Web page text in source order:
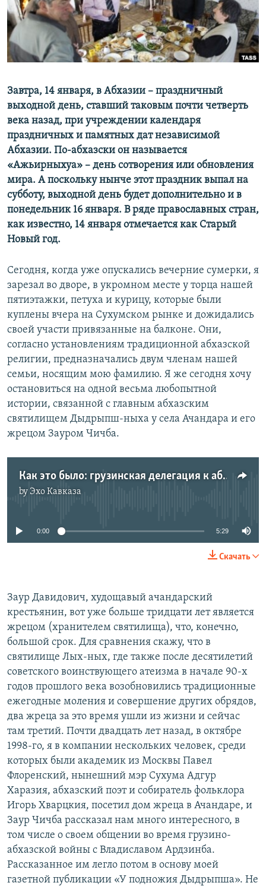
СПОРТ
БЛОГИ
ГОЛОСА
ЧИТАЕМ ПРЕССУ
АРХИВ РАДИОПРОГРАММЫ
Все сайты РСЕ/РС
Завтра, 14 января, в Абхазии – праздничный
выходной день, ставший таковым почти четверть
века назад, при учреждении календаря
праздничных и памятных дат независимой
Абхазии. По-абхазски он называется
«Ажьирныхуа» – день сотворения или обновления
мира. А поскольку нынче этот праздник выпал на
субботу, выходной день будет дополнительно и в
понедельник 16 января. В ряде православных стран,
как известно, 14 января отмечается как Старый
Новый год.
Сегодня, когда уже опускались вечерние сумерки, я
зарезал во дворе, в укромном месте у торца нашей
пятиэтажки, петуха и курицу, которые были
куплены вчера на Сухумском рынке и дожидались
своей участи привязанные на балконе. Они,
согласно установлениям традиционной абхазской
религии, предназначались двум членам нашей
семьи, носящим мою фамилию. Я же сегодня хочу
остановиться на одной весьма любопытной
истории, связанной с главным абхазским
святилищем Дыдрыпш-ныха у села Ачандара и его
жрецом Зауром Чичба.
Как это было: грузинская делегация к абхазскому жрецу…
by Эхо Кавказа
0:00 5:29
Скачать
Заур Давидович, худощавый ачандарский
крестьянин, вот уже больше тридцати лет является
жрецом (хранителем святилища), что, конечно,
большой срок. Для сравнения скажу, что в
святилище Лых-ных, где также после десятилетий
советского воинствующего атеизма в начале 90-х
годов прошлого века возобновились традиционные
ежегодные моления и совершение других обрядов,
два жреца за это время ушли из жизни и сейчас
там третий. Почти двадцать лет назад, в октябре
1998-го, я в компании нескольких человек, среди
которых были академик из Москвы Павел
Флоренский, нынешний мэр Сухума Адгур
Харазия, абхазский поэт и собиратель фольклора
Игорь Хварцкия, посетил дом жреца в Ачандаре, и
Заур Чичба рассказал нам много интересного, в
том числе о своем общении во время грузино-
абхазской войны с Владиславом Ардзинба.
Рассказанное им легло потом в основу моей
газетной публикации «У подножия Дыдрыпша». Не